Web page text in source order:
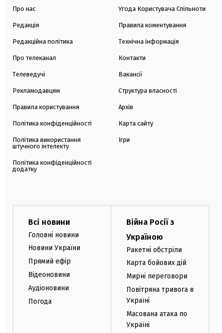
Про нас
Редакція
Редакційна політика
Про телеканал
Телеведучі
Рекламодавцям
Правила користування
Політика конфіденційності
Політика використання
штучного інтелекту
Політика конфіденційності
додатку
Угода Користувача Спільноти
Правила коментування
Технічна інформація
Контакти
Вакансії
Структура власності
Архів
Карта сайту
Ігри
Всі новини
Головні новини
Новини України
Прямий ефір
Відеоновини
Аудіоновини
Погода
Війна Росії з
Україною
Ракетні обстріли
Карта бойових дій
Мирні переговори
Повітряна тривога в
Україні
Масована атака по
Україні